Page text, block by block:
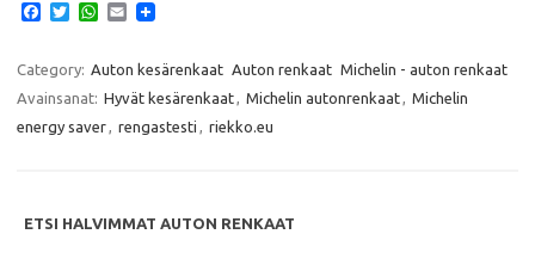
e
b
o
o
T
t
e
r
W
t
s
A
p
E
i
Category: Auton kesärenkaat Auton renkaat Michelin - auton renkaat
Avainsanat: Hyvät kesärenkaat Michelin autonrenkaat
Michelin
energy saver
rengastesti riekko.eu
ETSI HALVIMMAT AUTON RENKAAT